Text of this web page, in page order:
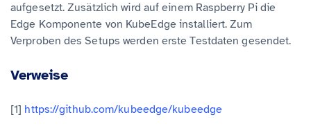
aufgesetzt. Zusätzlich wird auf einem Raspberry Pi die
Edge Komponente von KubeEdge installiert. Zum
Verproben des Setups werden erste Testdaten gesendet.
Verweise
[1] https://github.com/kubeedge/kubeedge